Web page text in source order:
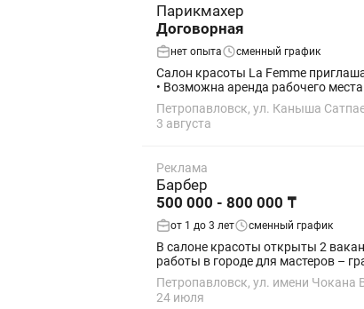
Парикмахер
Договорная
нет опыта сменный график
Салон красоты La Femme приглашает на работу парикмахера-
Петропавловск, ул. Каныша
3 августа
Реклама
Барбер
500 000 - 800 000 ₸
от 1 до 3 лет сменный график
В салоне красоты открыты 2 вакансии Барбер и парикмахер
работы в
Петропавловск, ул. имени Чокана
24 июля